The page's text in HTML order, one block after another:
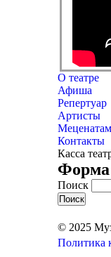
О театре
Афиша
Репертуар
Артисты
Меценатам
Контакты
Касса
Форма
Поиск
© 2025
Политика